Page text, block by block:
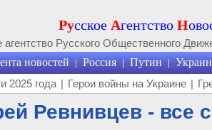
Русское Агентство Н
Русского Общественного
новостей | Россия | Путин |
2025 года | Герои войны на Украине |
Ревнивцев - все